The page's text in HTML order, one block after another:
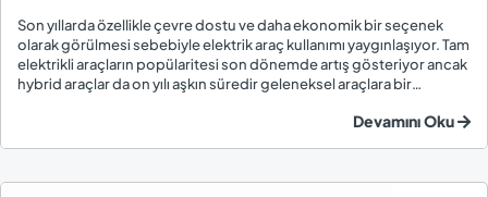
Son yıllarda özellikle çevre dostu ve daha ekonomik bir seçenek
olarak görülmesi sebebiyle elektrik araç kullanımı yaygınlaşıyor. Tam
elektrikli araçların popülaritesi son dönemde artış gösteriyor ancak
hybrid araçlar da on yılı aşkın süredir geleneksel araçlara bir
Devamını Oku